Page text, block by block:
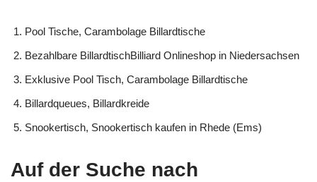
Pool Tische, Carambolage Billardtische
Bezahlbare BillardtischBilliard Onlineshop in Niedersachsen
Exklusive Pool Tisch, Carambolage Billardtische
Billardqueues, Billardkreide
Snookertisch, Snookertisch kaufen in Rhede (Ems)
Auf der Suche nach